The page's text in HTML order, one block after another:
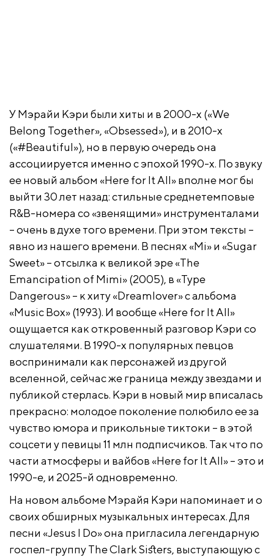
У Мэрайи Кэри были хиты и в 2000-х («We
Belong Together», «Obsessed»), и в 2010-х
(«#Beautiful»), но в первую очередь она
ассоциируется именно с эпохой 1990-х. По звуку
ее новый альбом «Here for It All» вполне мог бы
выйти 30 лет назад: стильные среднетемповые
R&B-номера со «звенящими» инструменталами
– очень в духе того времени. При этом тексты –
явно из нашего времени. В песнях «Mi» и «Sugar
Sweet» – отсылка к великой эре «The
Emancipation of Mimi» (2005), в «Type
Dangerous» – к хиту «Dreamlover» с альбома
«Music Box» (1993). И вообще «Here for It All»
ощущается как откровенный разговор Кэри со
слушателями. В 1990-х популярных певцов
воспринимали как персонажей из другой
вселенной, сейчас же граница между звездами и
публикой стерлась. Кэри в новый мир вписалась
прекрасно: молодое поколение полюбило ее за
чувство юмора и прикольные тиктоки – в этой
соцсети у певицы 11 млн подписчиков. Так что по
части атмосферы и вайбов «Here for It All» – это и
1990-е, и 2025-й одновременно.
На новом альбоме Мэрайя Кэри напоминает и о
своих обширных музыкальных интересах. Для
песни «Jesus I Do» она пригласила легендарную
госпел-группу The Clark Sisters, выступающую с